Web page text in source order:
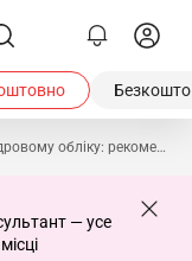
Зміна посади в кадровому обліку: рекомендації та приклади наказів
— усе